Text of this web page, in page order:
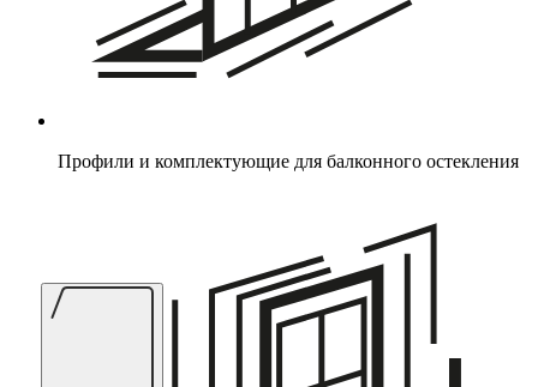
Профили и комплектующие для балконного остекления